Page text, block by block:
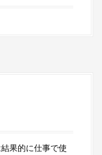
果的に仕事で使